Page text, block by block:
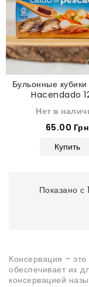
Бульонные
Hacendado
Нет в
65.00 Грн
Купить
Показано с
Консервация – это
обеспечивает их
консервацией